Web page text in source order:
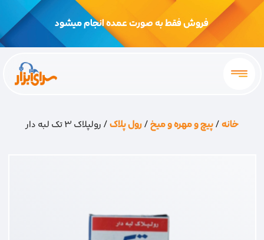
فروش فقط به صورت عمده انجام میشود
خانه/پیچ و مهره و میخ/رول پلاک/ رولپلاک 3 تک لبه دار